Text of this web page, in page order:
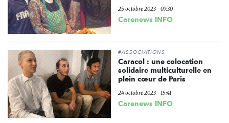
25 octobre 2023 - 07:30
Carenews INFO
#ASSOCIATIONS
Caracol : une colocation
solidaire multiculturelle en
plein cœur de Paris
24 octobre 2023 - 15:41
Carenews INFO